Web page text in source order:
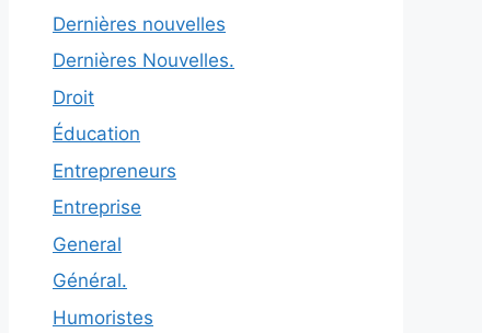
Dernières nouvelles
Dernières Nouvelles.
Droit
Éducation
Entrepreneurs
Entreprise
General
Général.
Humoristes